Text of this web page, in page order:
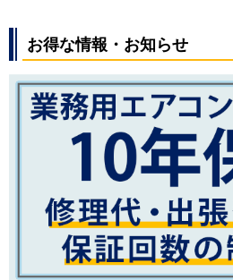
お得な情報・お知らせ